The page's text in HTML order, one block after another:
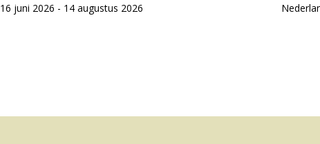
16 juni 2026 - 14 augustus 2026